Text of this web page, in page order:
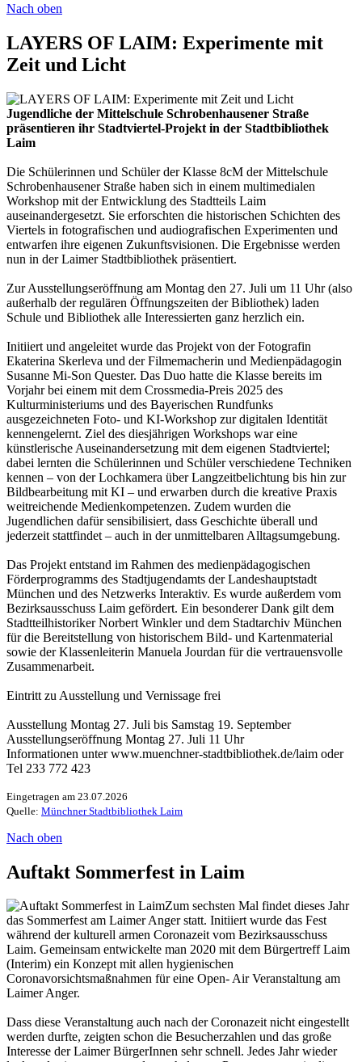
Nach oben
LAYERS OF LAIM: Experimente mit
Zeit und Licht
Jugendliche der Mittelschule Schrobenhausener Straße
präsentieren ihr Stadtviertel-Projekt in der Stadtbibliothek
Laim
Die Schülerinnen und Schüler der Klasse 8cM der Mittelschule
Schrobenhausener Straße haben sich in einem multimedialen
Workshop mit der Entwicklung des Stadtteils Laim
auseinandergesetzt. Sie erforschten die historischen Schichten des
Viertels in fotografischen und audiografischen Experimenten und
entwarfen ihre eigenen Zukunftsvisionen. Die Ergebnisse werden
nun in der Laimer Stadtbibliothek präsentiert.
Zur Ausstellungseröffnung am Montag den 27. Juli um 11 Uhr (also
außerhalb der regulären Öffnungszeiten der Bibliothek) laden
Schule und Bibliothek alle Interessierten ganz herzlich ein.
Initiiert und angeleitet wurde das Projekt von der Fotografin
Ekaterina Skerleva und der Filmemacherin und Medienpädagogin
Susanne Mi-Son Quester. Das Duo hatte die Klasse bereits im
Vorjahr bei einem mit dem Crossmedia-Preis 2025 des
Kulturministeriums und des Bayerischen Rundfunks
ausgezeichneten Foto- und KI-Workshop zur digitalen Identität
kennengelernt. Ziel des diesjährigen Workshops war eine
künstlerische Auseinandersetzung mit dem eigenen Stadtviertel;
dabei lernten die Schülerinnen und Schüler verschiedene Techniken
kennen – von der Lochkamera über Langzeitbelichtung bis hin zur
Bildbearbeitung mit KI – und erwarben durch die kreative Praxis
weitreichende Medienkompetenzen. Zudem wurden die
Jugendlichen dafür sensibilisiert, dass Geschichte überall und
jederzeit stattfindet – auch in der unmittelbaren Alltagsumgebung.
Das Projekt entstand im Rahmen des medienpädagogischen
Förderprogramms des Stadtjugendamts der Landeshauptstadt
München und des Netzwerks Interaktiv. Es wurde außerdem vom
Bezirksausschuss Laim gefördert. Ein besonderer Dank gilt dem
Stadtteilhistoriker Norbert Winkler und dem Stadtarchiv München
für die Bereitstellung von historischem Bild- und Kartenmaterial
sowie der Klassenleiterin Manuela Jourdan für die vertrauensvolle
Zusammenarbeit.
Eintritt zu Ausstellung und Vernissage frei
Ausstellung Montag 27. Juli bis Samstag 19. September
Ausstellungseröffnung Montag 27. Juli 11 Uhr
Informationen unter www.muenchner-stadtbibliothek.de/laim oder
Tel 233 772 423
Eingetragen am 23.07.2026
Quelle: Münchner Stadtbibliothek Laim
Nach oben
Auftakt Sommerfest in Laim
Zum sechsten Mal findet dieses Jahr
das Sommerfest am Laimer Anger statt. Initiiert wurde das Fest
während der kulturell armen Coronazeit vom Bezirksausschuss
Laim. Gemeinsam entwickelte man 2020 mit dem Bürgertreff Laim
(Interim) ein Konzept mit allen hygienischen
Coronavorsichtsmaßnahmen für eine Open- Air Veranstaltung am
Laimer Anger.
Dass diese Veranstaltung auch nach der Coronazeit nicht eingestellt
werden durfte, zeigten schon die Besucherzahlen und das große
Interesse der Laimer BürgerInnen sehr schnell. Jedes Jahr wieder